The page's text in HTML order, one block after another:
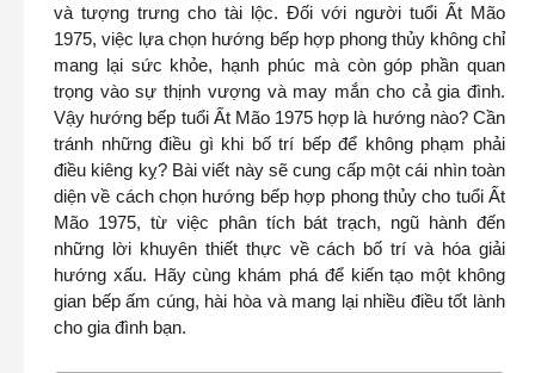
và tượng trưng cho tài lộc. Đối với người tuổi Ất Mão
1975, việc lựa chọn hướng bếp hợp phong thủy không chỉ
mang lại sức khỏe, hạnh phúc mà còn góp phần quan
trọng vào sự thịnh vượng và may mắn cho cả gia đình.
Vậy hướng bếp tuổi Ất Mão 1975 hợp là hướng nào? Cần
tránh những điều gì khi bố trí bếp để không phạm phải
điều kiêng kỵ? Bài viết này sẽ cung cấp một cái nhìn toàn
diện về cách chọn hướng bếp hợp phong thủy cho tuổi Ất
Mão 1975, từ việc phân tích bát trạch, ngũ hành đến
những lời khuyên thiết thực về cách bố trí và hóa giải
hướng xấu. Hãy cùng khám phá để kiến tạo một không
gian bếp ấm cúng, hài hòa và mang lại nhiều điều tốt lành
cho gia đình bạn.